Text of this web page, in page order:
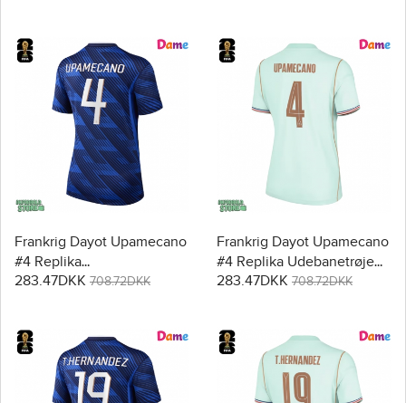
Frankrig Dayot Upamecano
#4 Replika
Hjemmebanetrøje Dame
283.47DKK 708.72DKK
Frankrig Dayot Upamecano
#4 Replika Udebanetrøje
Dame VM 2026 Kortærmet
283.47DKK 708.72DKK